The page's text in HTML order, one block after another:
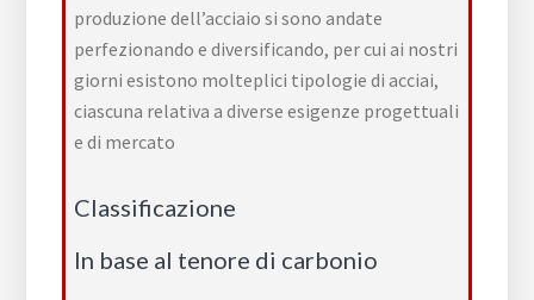
produzione dell’acciaio si sono andate
perfezionando e diversificando, per cui ai nostri
giorni esistono molteplici tipologie di acciai,
ciascuna relativa a diverse esigenze progettuali
e di mercato
Classificazione
In base al tenore di carbonio